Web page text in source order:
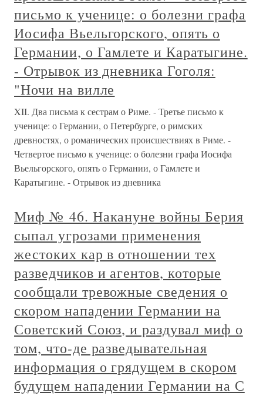
письмо к ученице: о болезни графа
Иосифа Вьельгорского, опять о
Германии, о Гамлете и Каратыгине.
- Отрывок из дневника Гоголя:
"Ночи на вилле
XII. Два письма к сестрам о Риме. - Третье письмо к
ученице: о Германии, о Петербурге, о римских
древностях, о романических происшествиях в Риме. -
Четвертое письмо к ученице: о болезни графа Иосифа
Вьельгорского, опять о Германии, о Гамлете и
Каратыгине. - Отрывок из дневника
Миф № 46. Накануне войны Берия
сыпал угрозами применения
жестоких кар в отношении тех
разведчиков и агентов, которые
сообщали тревожные сведения о
скором нападении Германии на
Советский Союз, и раздувал миф о
том, что-де разведывательная
информация о грядущем в скором
будущем нападении Германии на С